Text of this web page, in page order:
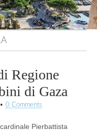
Regione
di Gaza
• 0 Comments
Pierbattista